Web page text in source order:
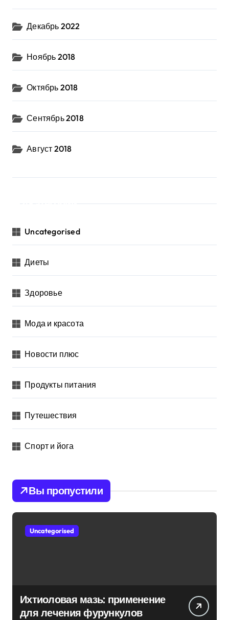
Декабрь 2022
Ноябрь 2018
Октябрь 2018
Сентябрь 2018
Август 2018
Uncategorised
Диеты
Здоровье
Мода и красота
Новости плюс
Продукты питания
Путешествия
Спорт и йога
Вы пропустили
Uncategorised
Ихтиоловая мазь: применение
для лечения фурункулов